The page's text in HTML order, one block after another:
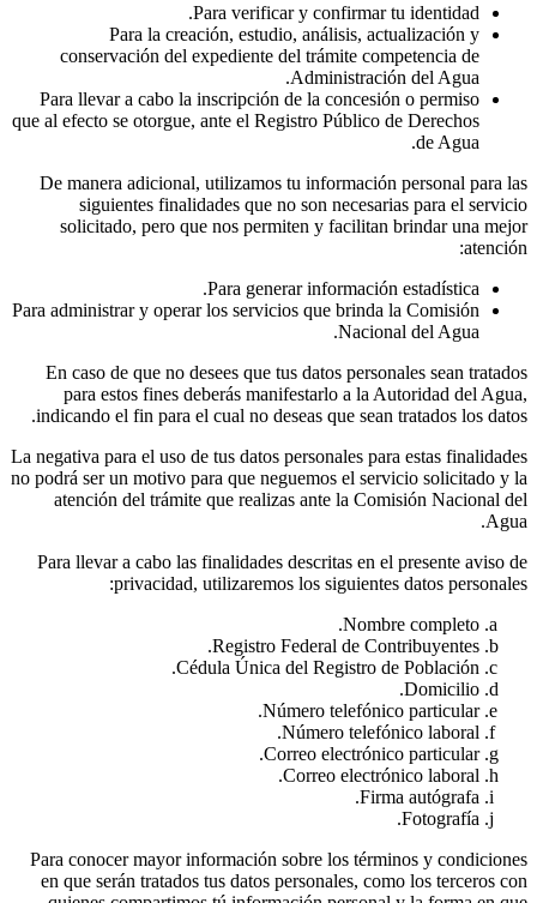
Para verificar y confirmar tu identidad.
Para la creación, estudio, análisis, actualización y
conservación del expediente del trámite competencia de
Administración del Agua.
Para llevar a cabo la inscripción de la concesión o permiso
que al efecto se otorgue, ante el Registro Público de Derechos
de Agua.
De manera adicional, utilizamos tu información personal para las
siguientes finalidades que no son necesarias para el servicio
solicitado, pero que nos permiten y facilitan brindar una mejor
atención:
Para generar información estadística.
Para administrar y operar los servicios que brinda la Comisión
Nacional del Agua.
En caso de que no desees que tus datos personales sean tratados
para estos fines deberás manifestarlo a la Autoridad del Agua,
indicando el fin para el cual no deseas que sean tratados los datos.
La negativa para el uso de tus datos personales para estas finalidades
no podrá ser un motivo para que neguemos el servicio solicitado y la
atención del trámite que realizas ante la Comisión Nacional del
Agua.
Para llevar a cabo las finalidades descritas en el presente aviso de
privacidad, utilizaremos los siguientes datos personales:
Nombre completo.
Registro Federal de Contribuyentes.
Cédula Única del Registro de Población.
Domicilio.
Número telefónico particular.
Número telefónico laboral.
Correo electrónico particular.
Correo electrónico laboral.
Firma autógrafa.
Fotografía.
Para conocer mayor información sobre los términos y condiciones
en que serán tratados tus datos personales, como los terceros con